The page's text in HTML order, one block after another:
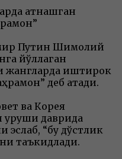
қатнашган
Путин Шимолий
йўллаган
жангларда иштирок
деб атади.
ва Корея
уруши даврида
эслаб, “бу дўстлик
таъкидлади.